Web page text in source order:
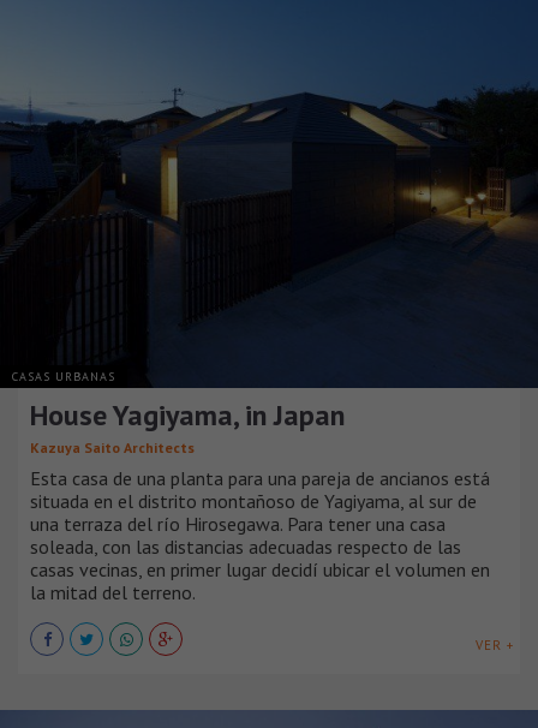
CASAS URBANAS
House Yagiyama, in Japan
Kazuya Saito Architects
Esta casa de una planta para una pareja de ancianos está
situada en el distrito montañoso de Yagiyama, al sur de
una terraza del río Hirosegawa. Para tener una casa
soleada, con las distancias adecuadas respecto de las
casas vecinas, en primer lugar decidí ubicar el volumen en
la mitad del terreno.
VER +